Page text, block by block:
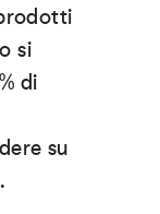
si
di
su